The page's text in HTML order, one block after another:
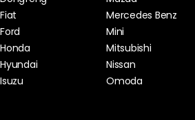
Fiat
Ford
Honda
Hyundai
Isuzu
Mercedes Benz
Mini
Mitsubishi
Nissan
Omoda